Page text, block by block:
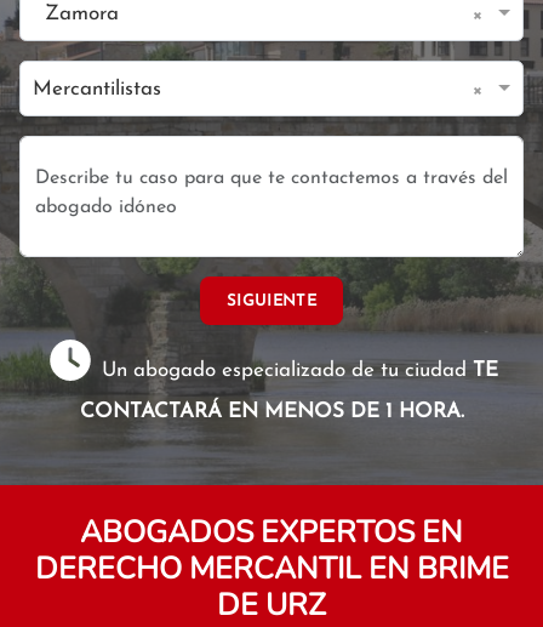
Zamora ×
Mercantilistas ×
SIGUIENTE
Un abogado especializado de tu ciudadTE
CONTACTARÁ EN MENOS DE 1 HORA.
ABOGADOS EXPERTOS EN
DERECHO MERCANTIL EN BRIME
DE URZ